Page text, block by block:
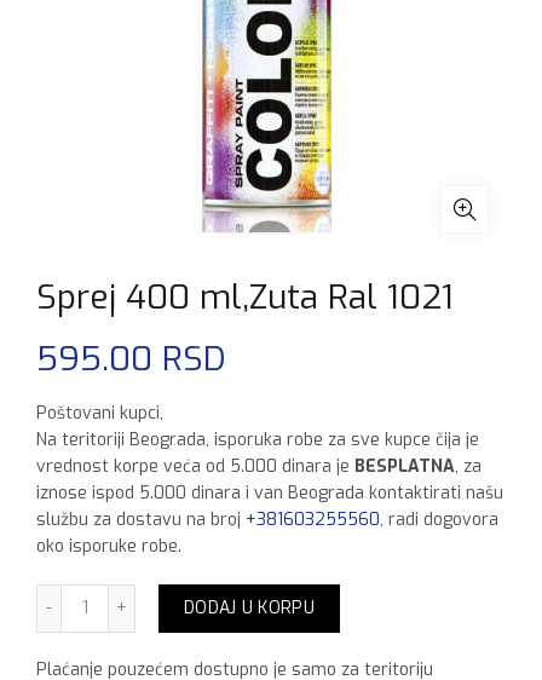
Sprej 400 ml,Zuta Ral 1021
595.00 RSD
Poštovani kupci,
Na teritoriji Beograda, isporuka robe za sve kupce čija je
vrednost korpe veća od 5.000 dinara je BESPLATNA, za
iznose ispod 5.000 dinara i van Beograda kontaktirati našu
službu za dostavu na broj +381603255560, radi dogovora
oko isporuke robe.
Sprej 400 ml,Zuta Ral 1021 količina
DODAJ U KORPU
Plaćanje pouzećem dostupno je samo za teritoriju